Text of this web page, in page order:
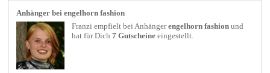
Anhänger bei engelhorn fashion
Franzi empfielt beiAnhänger engelhorn fashion und
hat für Dich7 Gutscheine eingestellt.